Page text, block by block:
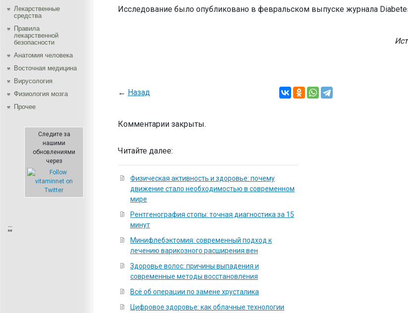
Лекарственные
средства
Правила
лекарственной
безопасности
Aнатомия человека
Восточная медицина
Вирусология
Физиология мозга
Прочее
Следите за
нашими
обновлениями
через
;;;
Исследование было опубликовано в февральском выпуске журнала
← Назад
Комментарии закрыты.
Читайте далее:
Физическая активность и здоровье: почему
движение стало необходимостью в современном
мире
Рентгенография стопы: точная диагностика за 15
минут
Минифлебэктомия: современный подход к
лечению варикозного расширения вен
Здоровье волос: причины выпадения и
современные методы восстановления
Всё об операции по замене хрусталика
Цифровое здоровье: как облачные технологии